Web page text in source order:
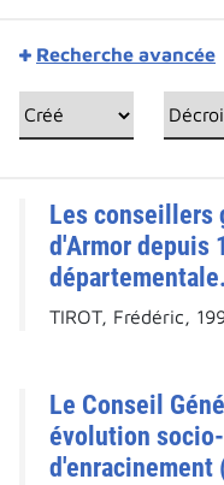
Recherche avancée
Les conseillers
d'Armor depuis
départementale.
TIROT, Frédéric,
Le Conseil
évolution
d'enracinement